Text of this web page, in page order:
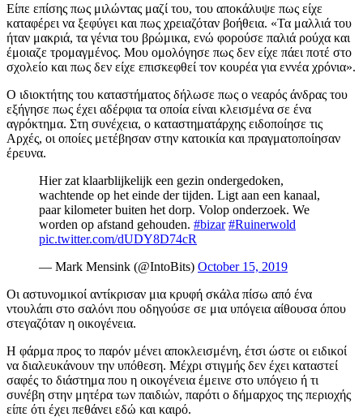
Είπε επίσης πως μιλώντας μαζί του, του αποκάλυψε πως είχε
καταφέρει να ξεφύγει και πως χρειαζόταν βοήθεια. «Τα μαλλιά του
ήταν μακριά, τα γένια του βρώμικα, ενώ φορούσε παλιά ρούχα και
έμοιαζε τρομαγμένος. Μου ομολόγησε πως δεν είχε πάει ποτέ στο
σχολείο και πως δεν είχε επισκεφθεί τον κουρέα για εννέα χρόνια».
Ο ιδιοκτήτης του καταστήματος δήλωσε πως ο νεαρός άνδρας του
εξήγησε πως έχει αδέρφια τα οποία είναι κλεισμένα σε ένα
αγρόκτημα. Στη συνέχεια, ο καταστηματάρχης ειδοποίησε τις
Αρχές, οι οποίες μετέβησαν στην κατοικία και πραγματοποίησαν
έρευνα.
Hier zat klaarblijkelijk een gezin ondergedoken,
wachtende op het einde der tijden. Ligt aan een kanaal,
paar kilometer buiten het dorp. Volop onderzoek. We
worden op afstand gehouden. #bizar #Ruinerwold
pic.twitter.com/dUDY8D74cR
— Mark Mensink (@IntoBits) October 15, 2019
Οι αστυνομικοί αντίκρισαν μια κρυφή σκάλα πίσω από ένα
ντουλάπι στο σαλόνι που οδηγούσε σε μια υπόγεια αίθουσα όπου
στεγαζόταν η οικογένεια.
Η φάρμα προς το παρόν μένει αποκλεισμένη, έτσι ώστε οι ειδικοί
να διαλευκάνουν την υπόθεση. Μέχρι στιγμής δεν έχει καταστεί
σαφές το διάστημα που η οικογένεια έμεινε στο υπόγειο ή τι
συνέβη στην μητέρα των παιδιών, παρότι ο δήμαρχος της περιοχής
είπε ότι έχει πεθάνει εδώ και καιρό.